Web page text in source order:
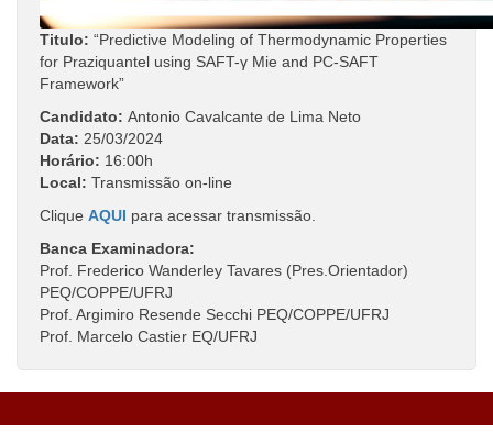
Titulo: “Predictive Modeling of Thermodynamic Properties
for Praziquantel using SAFT-γ Mie and PC-SAFT
Framework”
Candidato: Antonio Cavalcante de Lima Neto
Data: 25/03/2024
Horário: 16:00h
Local: Transmissão on-line
Clique AQUI para acessar transmissão.
Banca Examinadora:
Prof. Frederico Wanderley Tavares (Pres.Orientador)
PEQ/COPPE/UFRJ
Prof. Argimiro Resende Secchi PEQ/COPPE/UFRJ
Prof. Marcelo Castier EQ/UFRJ